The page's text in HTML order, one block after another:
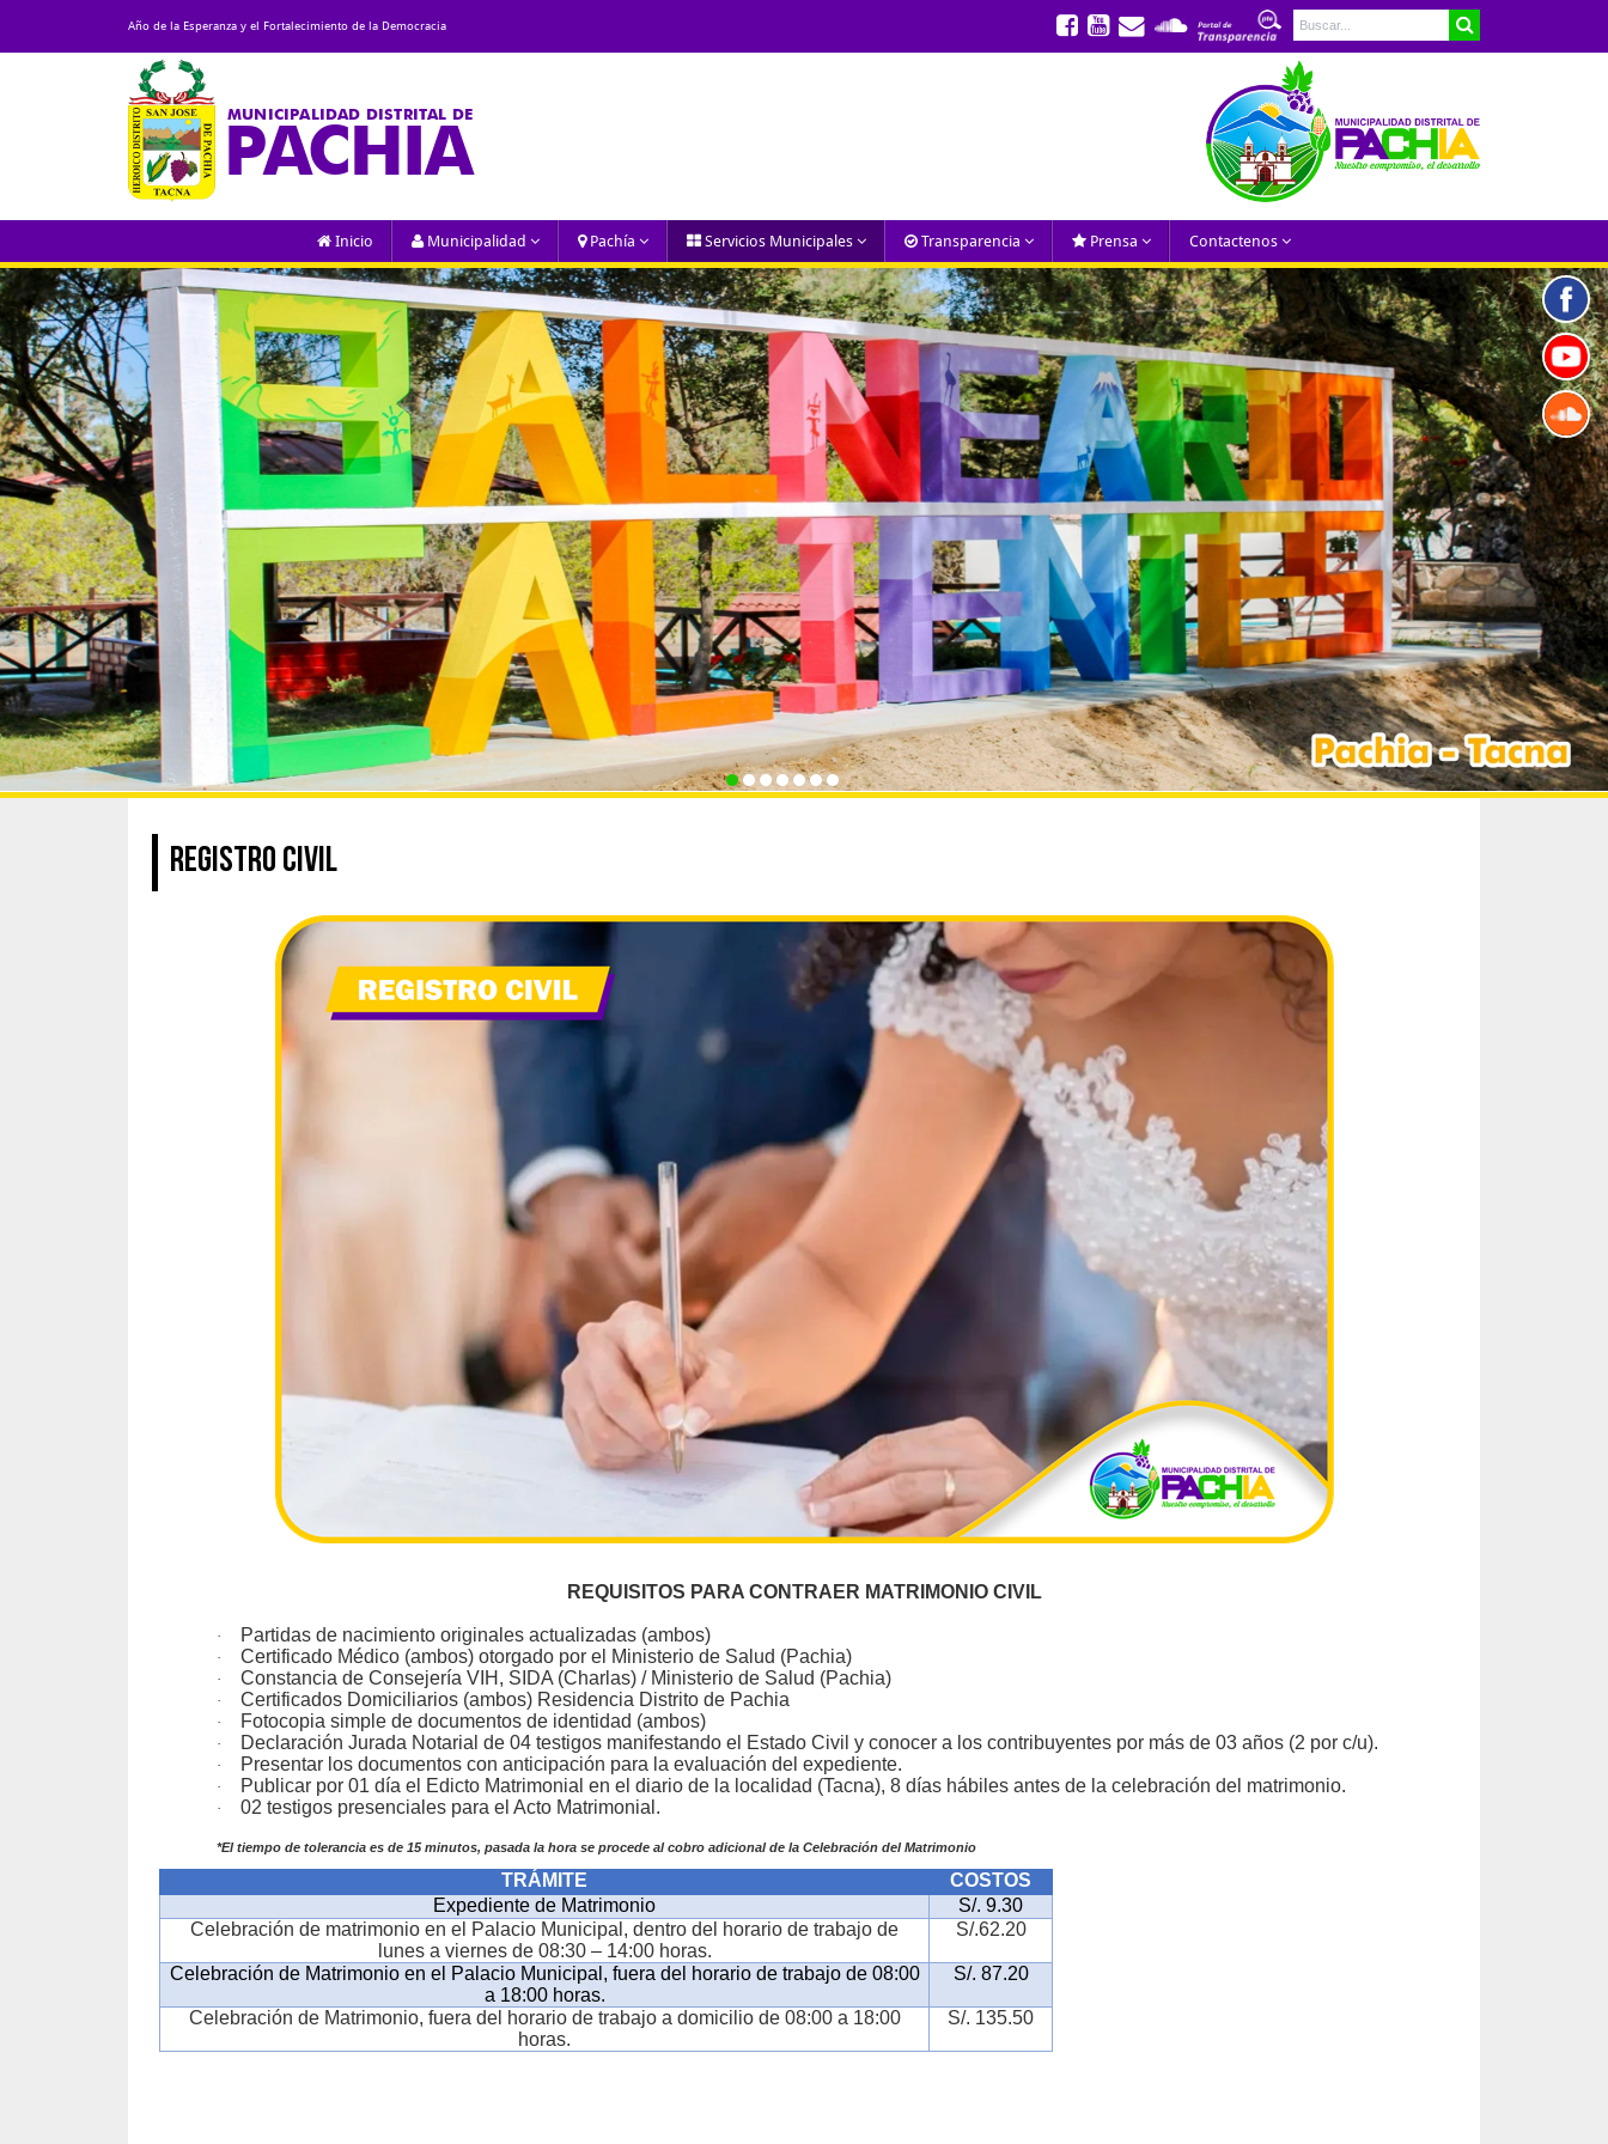
Año de la Esperanza y el Fortalecimiento de la Democracia
MUNICIPALIDAD DISTRITAL DE
PACHIA
Inicio Municipalidad Pachía Servicios Municipales Transparencia Prensa Contactenos
REGISTRO CIVIL
REQUISITOS PARA CONTRAER MATRIMONIO CIVIL
· Partidas de nacimiento originales actualizadas (ambos)
· Certificado Médico (ambos) otorgado por el Ministerio de Salud (Pachia)
· Constancia de Consejería VIH, SIDA (Charlas) / Ministerio de Salud (Pachia)
· Certificados Domiciliarios (ambos) Residencia Distrito de Pachia
· Fotocopia simple de documentos de identidad (ambos)
· Declaración Jurada Notarial de 04 testigos manifestando el Estado Civil y conocer a los contribuyentes por más de 03 años (2 por c/u).
· Presentar los documentos con anticipación para la evaluación del expediente.
· Publicar por 01 día el Edicto Matrimonial en el diario de la localidad (Tacna), 8 días hábiles antes de la celebración del matrimonio.
· 02 testigos presenciales para el Acto Matrimonial.
*El tiempo de tolerancia es de 15 minutos, pasada la hora se procede al cobro adicional de la Celebración del Matrimonio
TRÁMITE
COSTOS
Expediente de Matrimonio
S/. 9.30
Celebración de matrimonio en el Palacio Municipal, dentro del horario de trabajo de
lunes a viernes de 08:30 – 14:00 horas.
S/.62.20
Celebración de Matrimonio en el Palacio Municipal, fuera del horario de trabajo de 08:00
a 18:00 horas.
S/. 87.20
Celebración de Matrimonio, fuera del horario de trabajo a domicilio de 08:00 a 18:00
horas.
S/. 135.50